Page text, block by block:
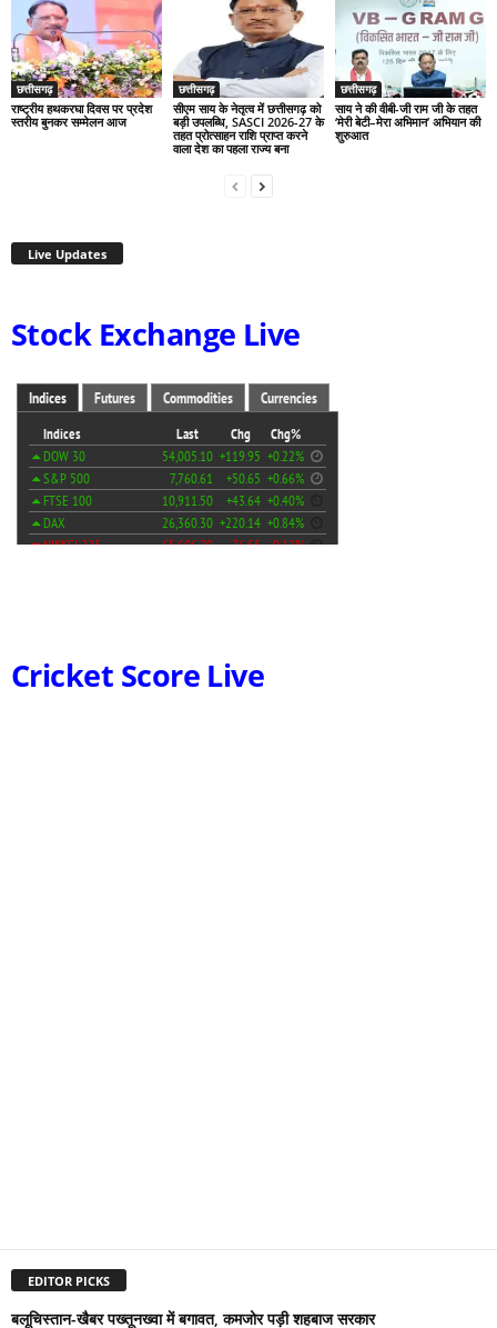
छत्तीसगढ़
राष्ट्रीय हथकरघा दिवस पर प्रदेश
स्तरीय बुनकर सम्मेलन आज
छत्तीसगढ़
सीएम साय के नेतृत्व में छत्तीसगढ़ को
बड़ी उपलब्धि, SASCI 2026-27 के
तहत प्रोत्साहन राशि प्राप्त करने
वाला देश का पहला राज्य बना
छत्तीसगढ़
साय ने की वीबी-जी राम जी के तहत
‘मेरी बेटी–मेरा अभिमान’ अभियान की
शुरुआत
Live Updates
Stock Exchange Live
Cricket Score Live
EDITOR PICKS
बलूचिस्तान-खैबर पख्तूनख्वा में बगावत, कमजोर पड़ी शहबाज सरकार